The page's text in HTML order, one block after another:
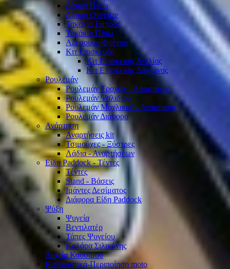
Δίσκοι Πίσω
Δίσκοι Oversize
Τακάκια Εμπρός
Τακάκια Πίσω
Αξεσουάρ Φρένου
Κιτ Επισκευής
Κιτ Επισκευής Αντλίας
Κιτ Επισκευής Δαγκάνας
Ρουλεμάν
Ρουλεμάν Τροχών - Αποστάτες
Ρουλεμάν Ψαλιδιού
Ρουλεμάν Μοχλικού - Ανάρτησης
Ρουλεμάν Διάφορα
Ανάρτηση
Αναρτήσεις kit
Τσιμούχες - Ξύστρες
Λάδια - Αναρτήσεων
Είδη Paddock - Τέντες
Τέντες
Stand - Βάσεις
Ιμάντες Δεσίματος
Διάφορα Είδη Paddock
Ψύξη
Ψυγεία
Βεντιλατέρ
Τάπες Ψυγείου
Κολάρα Σιλικόνης
Δοχεία Καυσίμου
Καθαριστικά-Περιποίηση moto